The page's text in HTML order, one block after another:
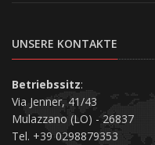
UNSERE KONTAKTE
Betriebssitz:
Via Jenner, 41/43
Mulazzano (LO) - 26837
Tel. +39 0298879353